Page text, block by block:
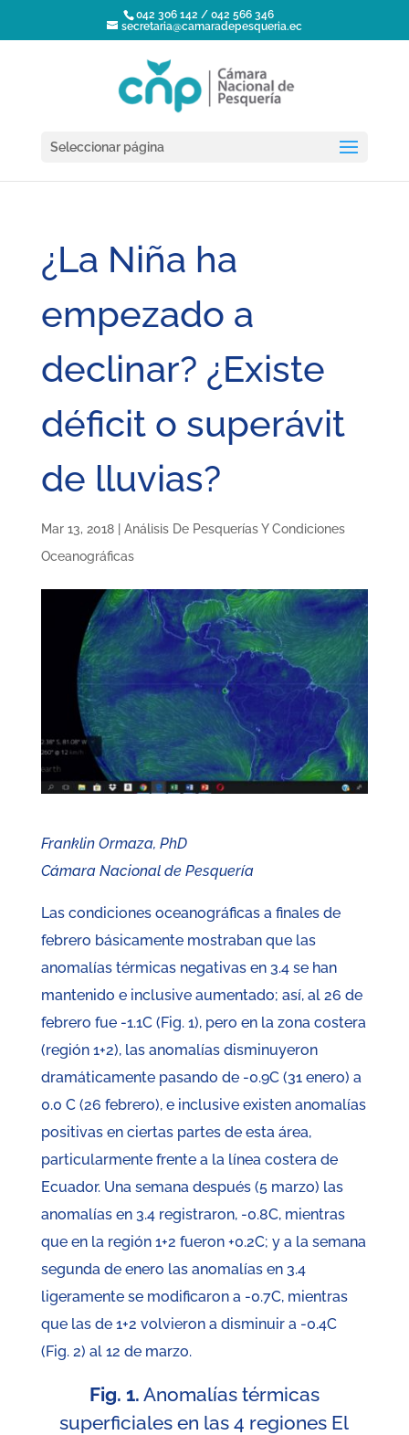
042 306 142 / 042 566 346
secretaria@camaradepesqueria.ec
Seleccionar página
¿La Niña ha
empezado a
declinar? ¿Existe
déficit o superávit
de lluvias?
Mar 13, 2018| Análisis De Pesquerías Y Condiciones
Oceanográficas
Franklin Ormaza, PhD
Cámara Nacional de Pesquería
Las condiciones oceanográficas a finales de
febrero básicamente mostraban que las
anomalías térmicas negativas en 3.4 se han
mantenido e inclusive aumentado; así, al 26 de
febrero fue -1.1C (Fig. 1), pero en la zona costera
(región 1+2), las anomalías disminuyeron
dramáticamente pasando de -0.9C (31 enero) a
0.0 C (26 febrero), e inclusive existen anomalías
positivas en ciertas partes de esta área,
particularmente frente a la línea costera de
Ecuador. Una semana después (5 marzo) las
anomalías en 3.4 registraron, -0.8C, mientras
que en la región 1+2 fueron +0.2C; y a la semana
segunda de enero las anomalías en 3.4
ligeramente se modificaron a -0.7C, mientras
que las de 1+2 volvieron a disminuir a -0.4C
(Fig. 2) al 12 de marzo.
Fig. 1. Anomalías térmicas
superficiales en las 4 regiones El